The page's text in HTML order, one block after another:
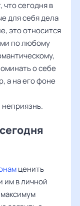
что сегодня в
для себя дела
это относится
по любому
о себе
а на его фоне
ценить
им в личной